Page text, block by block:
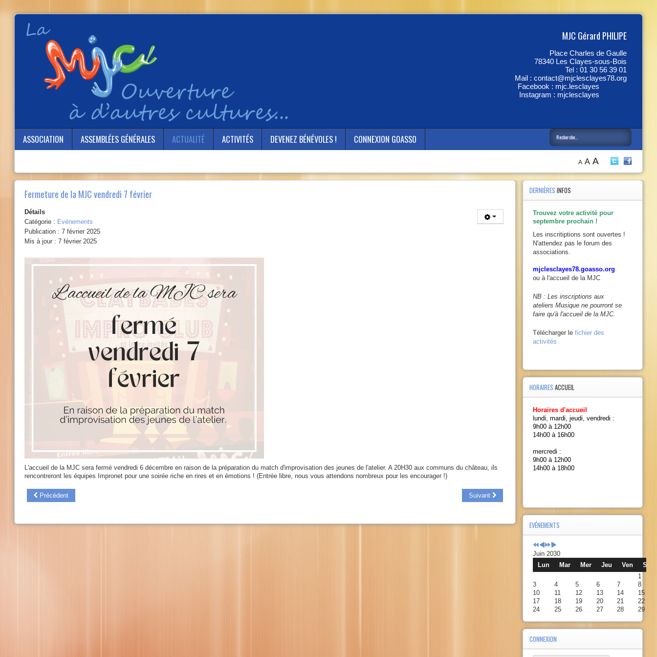
MJC Gérard PHILIPE
Place Charles de Gaulle
78340 Les Clayes-sous-Bois
Tel : 01 30 56 39 01
Mail : contact@mjclesclayes78.org
Facebook : mjc.lesclayes
Instagram : mjclesclayes
ASSOCIATION ASSEMBLÉES GÉNÉRALES ACTUALITÉ ACTIVITÉS DEVENEZ BÉNÉVOLES ! CONNEXION GOASSO
A A A
Fermeture de la MJC vendredi 7 février
Détails
Catégorie : Evénements
Publication : 7 février 2025
Mis à jour : 7 février 2025
L'accueil de la MJC sera fermé vendredi 6 décembre en raison de la préparation du match d'improvisation des jeunes de l'atelier. A 20H30 aux communs du château, ils
rencontreront les équipes Impronet pour une soirée riche en rires et en émotions ! (Entrée libre, nous vous attendons nombreux pour les encourager !)
Précédent Suivant
DERNIÈRES INFOS
Trouvez votre activité pour
septembre prochain !
Les inscritiptions sont ouvertes !
N'attendez pas le forum des
associations.
mjclesclayes78.goasso.org
ou à l'accueil de la MJC
NB : Les inscriptions aux
ateliers Musique ne pourront se
faire qu'à l'accueil de la MJC.
Télécharger le fichier des
activités
HORAIRES ACCUEIL
Horaires d'accueil
lundi, mardi, jeudi, vendredi :
9h00 à 12h00
14h00 à 16h00
mercredi :
9h00 à 12h00
14h00 à 18h00
EVÉNEMENTS
Année
précédente
Mois
précédent
Année
suivante
Mois
suivant
Juin 2030
Lun
Mar Mer Jeu Ven
Sam
1
3
4 5 6 7
8
10
11 12 13 14
15
17
18 19 20 21
22
24
25 26 27 28 29
CONNEXION